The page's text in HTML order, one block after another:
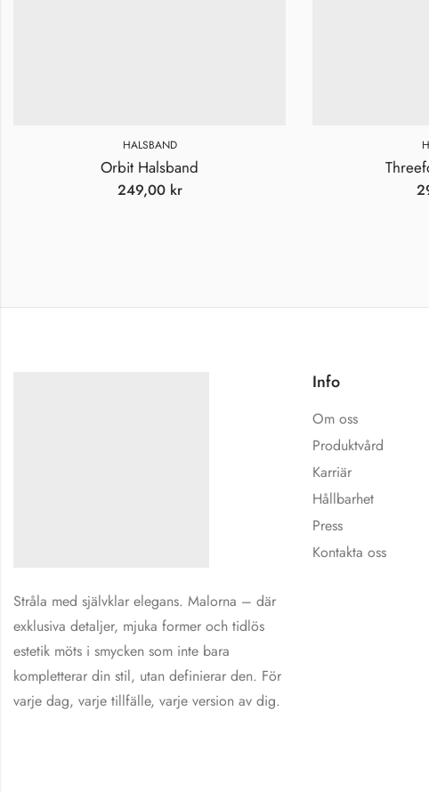
HALSBAND
Orbit Halsband
249,00 kr
Stråla med självklar elegans. Malorna – där
exklusiva detaljer, mjuka former och tidlös
estetik möts i smycken som inte bara
kompletterar din stil, utan definierar den. För
varje dag, varje tillfälle, varje version av dig.
Info
Om oss
Produktvård
Karriär
Hållbarhet
Press
Kontakta oss